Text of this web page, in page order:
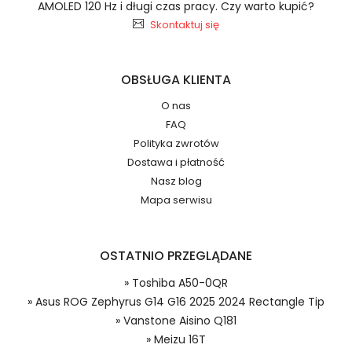
Dzięki ochronie kupujących w
systemie PayPal możesz odzyskać
całkowitą wartość zakupu, jeśli
zakupiony przedmiot do Ciebie nie
dotrze lub będzie się znacznie różnić
Numer produktu ładowarki
Model urządzenia
Numer produktu baterii
AMOLED 120 Hz i długi czas pracy. Czy warto kupić?
Skontaktuj się
OBSŁUGA KLIENTA
O nas
FAQ
Polityka zwrotów
Dostawa i płatność
Nasz blog
Mapa serwisu
OSTATNIO PRZEGLĄDANE
» Toshiba A50-0QR
» Asus ROG Zephyrus G14 G16 2025 2024 Rectangle Tip
» Vanstone Aisino Q181
» Meizu 16T